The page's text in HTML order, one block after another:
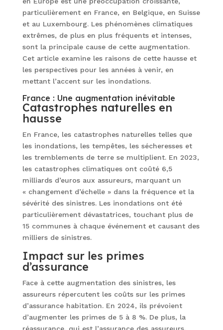
particulièrement en France, en Belgique, en Suisse
et au Luxembourg. Les phénomènes climatiques
extrêmes, de plus en plus fréquents et intenses,
sont la principale cause de cette augmentation.
Cet article examine les raisons de cette hausse et
les perspectives pour les années à venir, en
mettant l’accent sur les inondations.
France : Une augmentation inévitable
Catastrophes naturelles en
hausse
En France, les catastrophes naturelles telles que
les inondations, les tempêtes, les sécheresses et
les tremblements de terre se multiplient. En 2023,
les catastrophes climatiques ont coûté 6,5
milliards d’euros aux assureurs, marquant un
« changement d’échelle » dans la fréquence et la
sévérité des sinistres. Les inondations ont été
particulièrement dévastatrices, touchant plus de
15 communes à chaque événement et causant des
milliers de sinistres.
Impact sur les primes
d’assurance
Face à cette augmentation des sinistres, les
assureurs répercutent les coûts sur les primes
d’assurance habitation. En 2024, ils prévoient
d’augmenter les primes de 5 à 8 %. De plus, la